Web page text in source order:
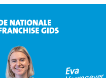
Eva